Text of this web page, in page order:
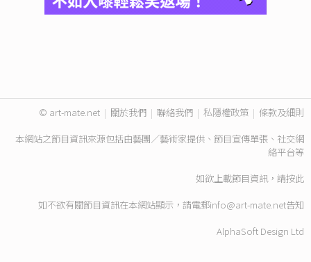
© art-mate.net | 關於我們 | 聯絡我們 | 私隱權政策 | 條款及細則
本網站之節目資訊來源包括由藝團／藝術家提供、節目宣傳單張、社交網
絡平台等
如欲上載節目資訊，請按此
如不欲有關節目資訊在本網站顯示，請電郵info@art-mate.net告知
AlphaSoft Design Ltd